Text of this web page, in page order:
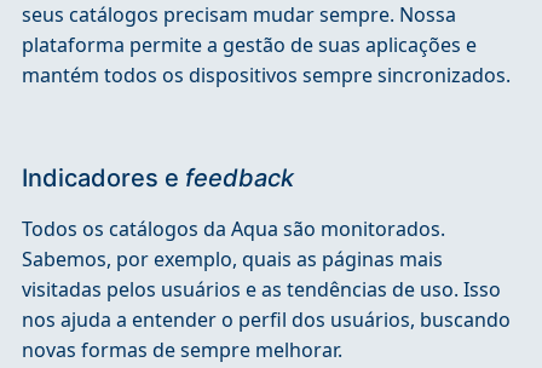
seus catálogos precisam mudar sempre. Nossa
plataforma permite a gestão de suas aplicações e
mantém todos os dispositivos sempre sincronizados.
Indicadores e feedback
Todos os catálogos da Aqua são monitorados.
Sabemos, por exemplo, quais as páginas mais
visitadas pelos usuários e as tendências de uso. Isso
nos ajuda a entender o perfil dos usuários, buscando
novas formas de sempre melhorar.